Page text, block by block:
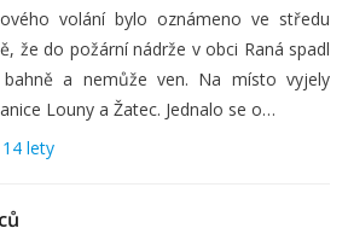
volání bylo oznámeno ve středu
že do požární nádrže v obci Raná spadl
a nemůže ven. Na místo vyjely
Louny a Žatec. Jednalo se o…
lety